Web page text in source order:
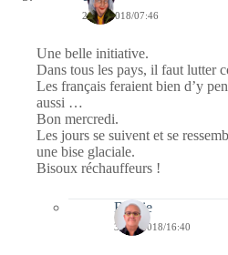
26/09/2018/07:46
Une belle initiative.
Dans tous les pays, il faut lutter
Les français feraient bien d’y
aussi …
Bon mercredi.
Les jours se suivent et se
une bise glaciale.
Bisoux réchauffeurs !
Bernie
30/09/2018/16:40